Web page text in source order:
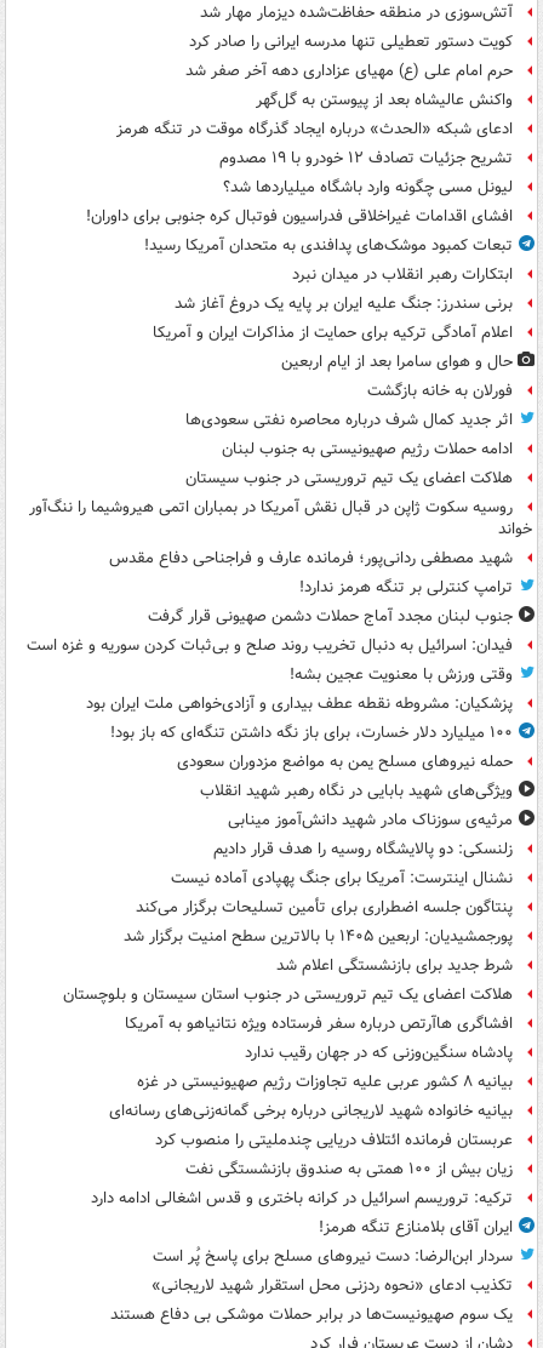
آتش‌سوزی در منطقه حفاظت‌شده دیزمار مهار شد
کویت دستور تعطیلی تنها مدرسه ایرانی را صادر کرد
حرم امام علی (ع) مهیای عزاداری دهه آخر صفر شد
واکنش عالیشاه بعد از پیوستن به گل‌گهر
ادعای شبکه «الحدث» درباره ایجاد گذرگاه موقت در تنگه هرمز
تشریح جزئیات تصادف ۱۲ خودرو با ۱۹ مصدوم
لیونل مسی چگونه وارد باشگاه میلیاردها شد؟
افشای اقدامات غیراخلاقی فدراسیون فوتبال کره جنوبی برای داوران!
تبعات کمبود موشک‌های پدافندی به متحدان آمریکا رسید!
ابتکارات رهبر انقلاب در میدان نبرد
برنی سندرز: جنگ علیه ایران بر پایه یک دروغ آغاز شد
اعلام آمادگی ترکیه برای حمایت از مذاکرات ایران و آمریکا
حال و هوای سامرا بعد از ایام اربعین
فورلان به خانه بازگشت
اثر جدید کمال شرف درباره محاصره نفتی سعودی‌ها
ادامه حملات رژیم صهیونیستی به جنوب لبنان
هلاکت اعضای یک تیم تروریستی در جنوب سیستان
روسیه سکوت ژاپن در قبال نقش آمریکا در بمباران اتمی هیروشیما را ننگ‌آور
خواند
شهید مصطفی ردانی‌پور؛ فرمانده عارف و فراجناحی دفاع مقدس
ترامپ کنترلی بر تنگه هرمز ندارد!
جنوب لبنان مجدد آماج حملات دشمن صهیونی قرار گرفت
فیدان: اسرائیل به دنبال تخریب روند صلح و بی‌ثبات کردن سوریه و غزه است
وقتی ورزش با معنویت عجین بشه!
پزشکیان: مشروطه نقطه عطف بیداری و آزادی‌خواهی ملت ایران بود
۱۰۰ میلیارد دلار خسارت، برای باز نگه داشتن تنگه‌ای که باز بود!
حمله نیروهای مسلح یمن به مواضع مزدوران سعودی
ویژگی‌های شهید بابایی در نگاه رهبر شهید انقلاب
مرثیه‌ی سوزناک مادر شهید دانش‌آموز مینابی
زلنسکی: دو پالایشگاه روسیه را هدف قرار دادیم
نشنال اینترست: آمریکا برای جنگ پهپادی آماده نیست
پنتاگون جلسه اضطراری برای تأمین تسلیحات برگزار می‌کند
پورجمشیدیان: اربعین ۱۴۰۵ با بالاترین سطح امنیت برگزار شد
شرط جدید برای بازنشستگی اعلام شد
هلاکت اعضای یک تیم تروریستی در جنوب استان سیستان و بلوچستان
افشاگری هاآرتص درباره سفر فرستاده ویژه نتانیاهو به آمریکا
پادشاه سنگین‌وزنی که در جهان رقیب ندارد
بیانیه ۸ کشور عربی علیه تجاوزات رژیم صهیونیستی در غزه
بیانیه خانواده شهید لاریجانی درباره برخی گمانه‌زنی‌های رسانه‌ای
عربستان فرمانده ائتلاف دریایی چندملیتی را منصوب کرد
زیان بیش از ۱۰۰ همتی به صندوق‌ بازنشستگی نفت
ترکیه: تروریسم اسرائیل در کرانه باختری و قدس اشغالی ادامه دارد
ایران آقای بلامنازع تنگه هرمز!
سردار ابن‌الرضا: دست نیروهای مسلح برای پاسخ پُر است
تکذیب ادعای «نحوه ردزنی محل استقرار شهید لاریجانی»
یک‌ سوم صهیونیست‌ها در برابر حملات موشکی بی دفاع هستند